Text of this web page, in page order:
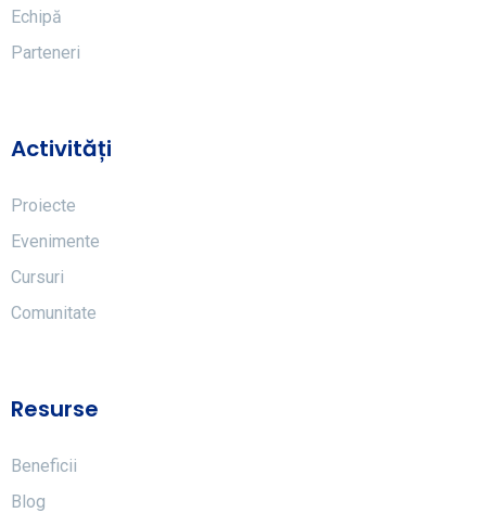
Echipă
Parteneri
Activități
Proiecte
Evenimente
Cursuri
Comunitate
Resurse
Beneficii
Blog